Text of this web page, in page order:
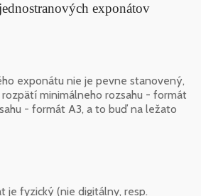
exponátov
exponátu nie je pevne stanovený,
minimálneho rozsahu - formát
- formát A3, a to buď na ležato
je fyzický (nie digitálny, resp.